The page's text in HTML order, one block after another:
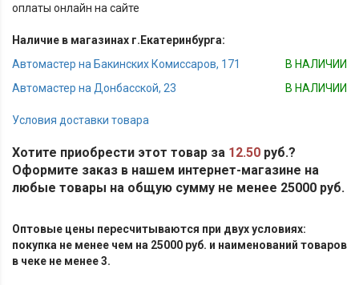
оплаты онлайн на сайте
Наличие в магазинах г.Екатеринбурга:
Автомастер на Бакинских Комиссаров, 171
В НАЛИЧИИ
Автомастер на Донбасской, 23
В НАЛИЧИИ
Условия доставки товара
Хотите приобрести этот товар за 12.50 руб.?
Оформите заказ в нашем интернет-магазине на
любые товары на общую сумму не менее 25000 руб.
Оптовые цены пересчитываются при двух условиях:
покупка не менее чем на 25000 руб. и наименований товаров
в чеке не менее 3.